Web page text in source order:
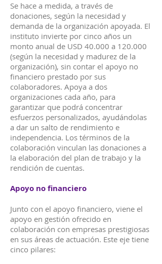
Se hace a medida, a través de
donaciones, según la necesidad y
demanda de la organización apoyada. El
instituto invierte por cinco años un
monto anual de USD 40.000 a 120.000
(según la necesidad y madurez de la
organización), sin contar el apoyo no
financiero prestado por sus
colaboradores. Apoya a dos
organizaciones cada año, para
garantizar que podrá concentrar
esfuerzos personalizados, ayudándolas
a dar un salto de rendimiento e
independencia. Los términos de la
colaboración vinculan las donaciones a
la elaboración del plan de trabajo y la
rendición de cuentas.
Apoyo no financiero
Junto con el apoyo financiero, viene el
apoyo en gestión ofrecido en
colaboración con empresas prestigiosas
en sus áreas de actuación. Este eje tiene
cinco pilares: